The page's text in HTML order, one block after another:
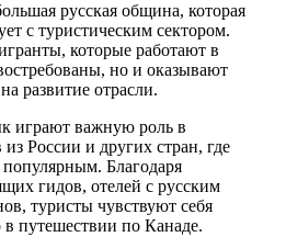
русская община, которая
с туристическим сектором.
которые работают в
но и оказывают
развитие отрасли.
играют важную роль в
России и других стран, где
популярным. Благодаря
гидов, отелей с русским
туристы чувствуют себя
путешествии по Канаде.